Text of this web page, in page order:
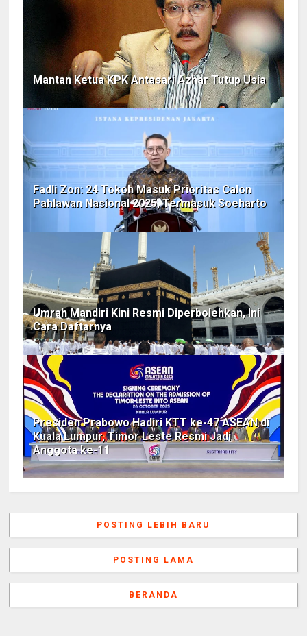
Mantan Ketua KPK Antasari Azhar Tutup Usia
Fadli Zon: 24 Tokoh Masuk Prioritas Calon
Pahlawan Nasional 2025, Termasuk Soeharto
Umrah Mandiri Kini Resmi Diperbolehkan, Ini
Cara Daftarnya
Presiden Prabowo Hadiri KTT ke-47 ASEAN di
Kuala Lumpur, Timor Leste Resmi Jadi
Anggota ke-11
POSTING LEBIH BARU
POSTING LAMA
BERANDA